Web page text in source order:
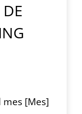
[Mes]